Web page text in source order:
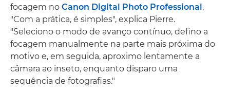
focagem no Canon Digital Photo Professional.
"Com a prática, é simples", explica Pierre.
"Seleciono o modo de avanço contínuo, defino a
focagem manualmente na parte mais próxima do
motivo e, em seguida, aproximo lentamente a
câmara ao inseto, enquanto disparo uma
sequência de fotografias."